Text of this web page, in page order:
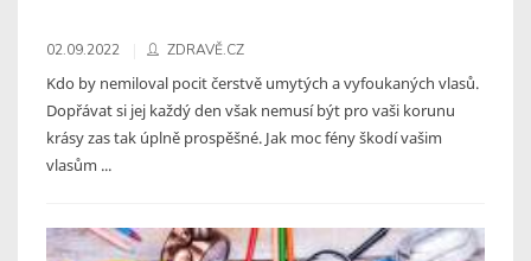
02.09.2022 ZDRAVĚ.CZ
Kdo by nemiloval pocit čerstvě umytých a vyfoukaných vlasů.
Dopřávat si jej každý den však nemusí být pro vaši korunu
krásy zas tak úplně prospěšné. Jak moc fény škodí vašim
vlasům ...